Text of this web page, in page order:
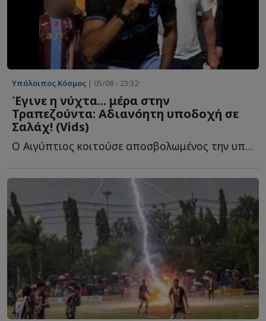
Υπόλοιπος Κόσμος | 05/08 - 23:32
Έγινε η νύχτα... μέρα στην
Τραπεζούντα: Αδιανόητη υποδοχή σε
Σαλάχ! (Vids)
Ο Αιγύπτιος κοιτούσε αποσβολωμένος την υποδοχή που τ...